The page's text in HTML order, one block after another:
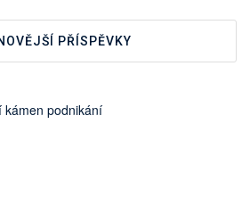
PŘÍSPĚVKY
kámen podnikání